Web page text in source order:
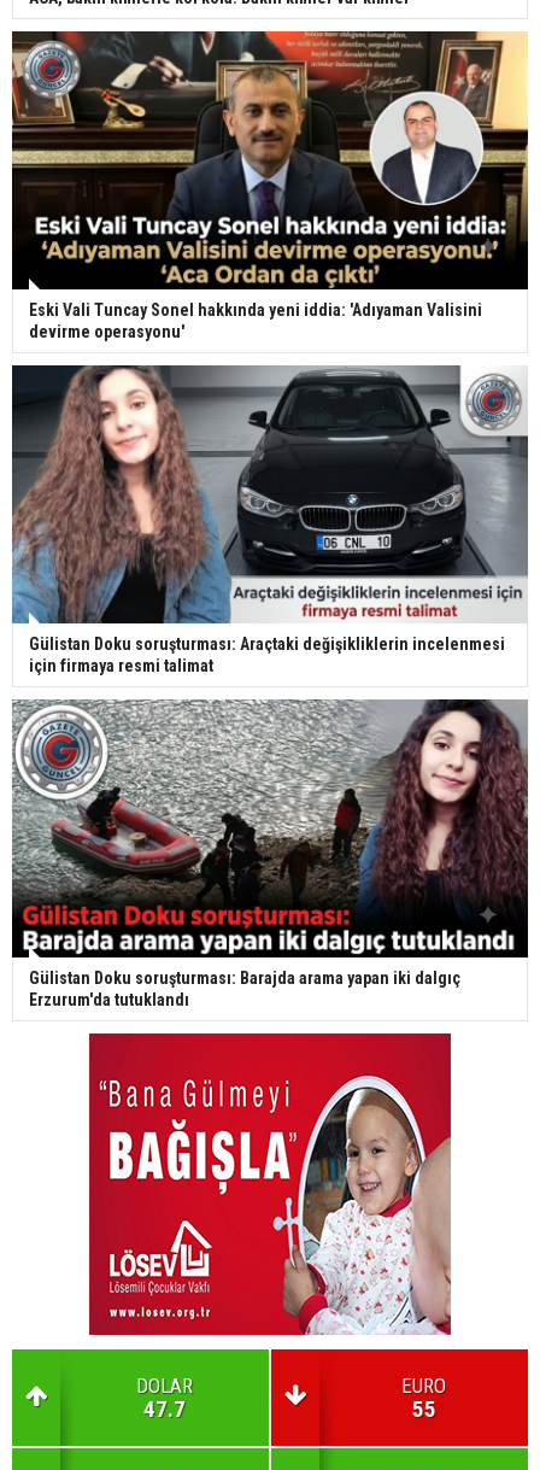
Eski Vali Tuncay Sonel hakkında yeni iddia: 'Adıyaman Valisini
devirme operasyonu'
Gülistan Doku soruşturması: Araçtaki değişikliklerin incelenmesi
için firmaya resmi talimat
Gülistan Doku soruşturması: Barajda arama yapan iki dalgıç
Erzurum'da tutuklandı
DOLAR
47.7
EURO
55